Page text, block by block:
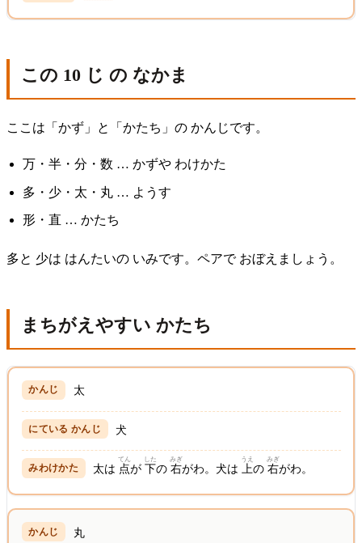
この 10 じ の なかま
ここは「かず」と「かたち」の かんじです。
万・半・分・数 … かずや わけかた
多・少・太・丸 … ようす
形・直 … かたち
多と 少は はんたいの いみです。ペアで おぼえましょう。
まちがえやすい かたち
太
犬
太は 点
てん
が下
した
の右
みぎ
がわ。犬は 上
うえ
の右
みぎ
がわ。
丸